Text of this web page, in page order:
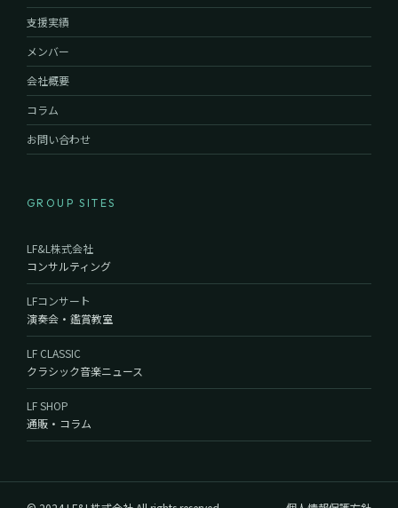
支援実績
メンバー
会社概要
コラム
お問い合わせ
GROUP SITES
LF&L株式会社
コンサルティング
LFコンサート
演奏会・鑑賞教室
LF CLASSIC
クラシック音楽ニュース
LF SHOP
通販・コラム